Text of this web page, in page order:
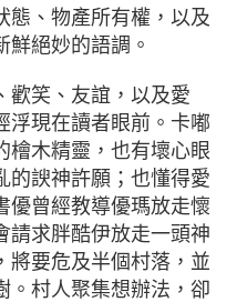
態、物產所有權，以及
鮮絕妙的語調。
歡笑、友誼，以及愛
浮現在讀者眼前。卡嘟
檜木精靈，也有壞心眼
的諛神許願；也懂得愛
優曾經教導優瑪放走懷
請求胖酷伊放走一頭神
將要危及半個村落，並
。村人聚集想辦法，卻